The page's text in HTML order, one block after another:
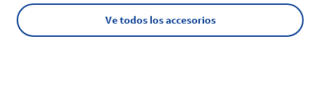
Ve todos los accesorios